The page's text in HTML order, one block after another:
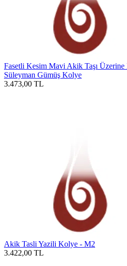
Fasetli Kesim Mavi Akik Taşı
Süleyman Gümüş Kolye
3.473,00 TL
Akik Tasli Yazili Kolye - M2
3.422,00 TL